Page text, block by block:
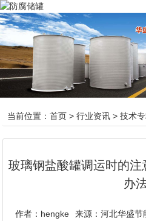
当前位置：首页 >行业资讯 >技术
玻璃钢盐酸罐调运时的
办
作者：hengke 来源：河北华盛节